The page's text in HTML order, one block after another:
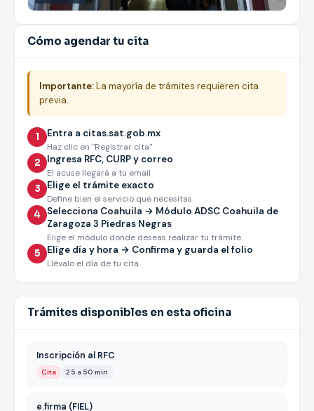
Cómo agendar tu cita
Importante:La mayoría de trámites requieren cita
previa.
1 Entra a citas.sat.gob.mx
Haz clic en "Registrar cita"
2 Ingresa RFC, CURP y correo
El acuse llegará a tu email
3 Elige el trámite exacto
Define bien el servicio que necesitas
4 Selecciona Coahuila → Módulo ADSC Coahuila de
Zaragoza 3 Piedras Negras
Elige el módulo donde deseas realizar tu trámite
5 Elige día y hora → Confirma y guarda el folio
Llévalo el día de tu cita
Trámites disponibles en esta oficina
Inscripción al RFC
Cita 25 a 50 min
e.firma (FIEL)